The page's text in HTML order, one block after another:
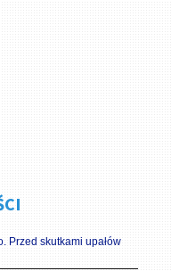
Przed skutkami upałów